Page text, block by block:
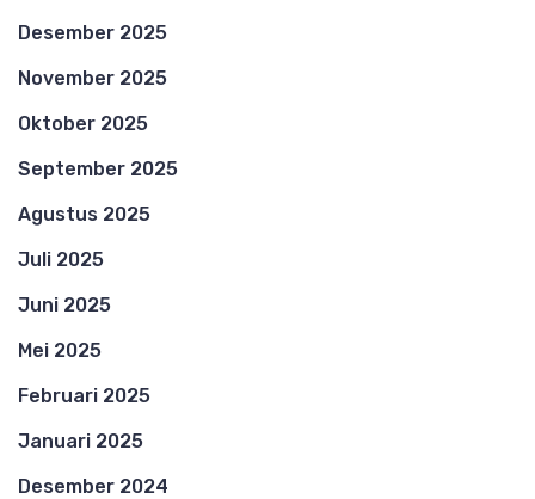
Desember 2025
November 2025
Oktober 2025
September 2025
Agustus 2025
Juli 2025
Juni 2025
Mei 2025
Februari 2025
Januari 2025
Desember 2024